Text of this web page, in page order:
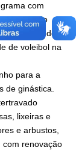
com
do
traves e redes,
de voleibol na
para a
de ginástica.
lixeiras e
e arbustos,
com renovação